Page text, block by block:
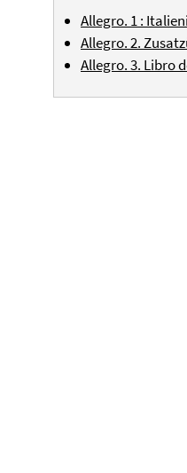
Allegro. 1 :
Allegro. 2.
Allegro. 3. Libro